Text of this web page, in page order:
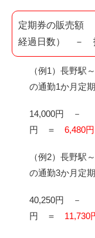
定期券の販売
経過日数） －
（例1）長野駅
の通勤1か月定
14,000円 －
円 ＝ 6,480円
（例2）長野駅
の通勤3か月定
40,250円 －
円 ＝ 11,730